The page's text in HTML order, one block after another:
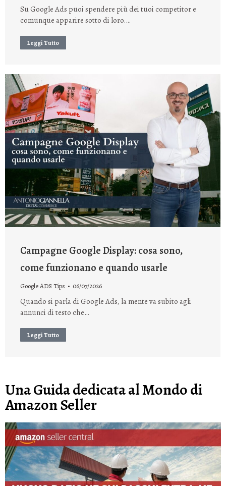
Su Google Ads puoi spendere più dei tuoi competitor e
comunque apparire sotto di loro.…
Leggi Tutto
Campagne Google Display: cosa sono,
come funzionano e quando usarle
Google ADS Tips 06/07/2026
Quando si parla di Google Ads, la mente va subito agli
annunci di testo che…
Leggi Tutto
Una Guida dedicata al Mondo di
Amazon Seller